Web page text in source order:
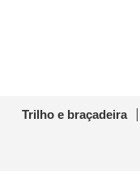
Trilho e braçadeira